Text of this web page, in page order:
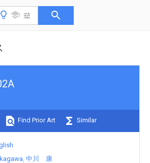
Find Prior Art Similar
中川 康